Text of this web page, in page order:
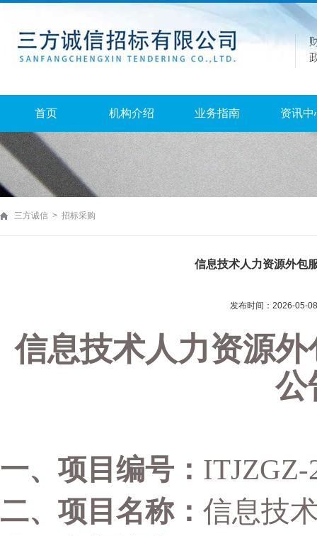
首页 机构介绍 业务指南 资讯中
三方诚信 > 招标采购
信息技术人力资源外包
发布时间：2026-05-
信息技术人力资源
公
一、项目编号： ITJZGZ-
二、项目名称： 信息技